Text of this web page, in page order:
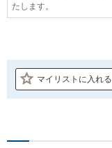
たします。
マイリストに入れる